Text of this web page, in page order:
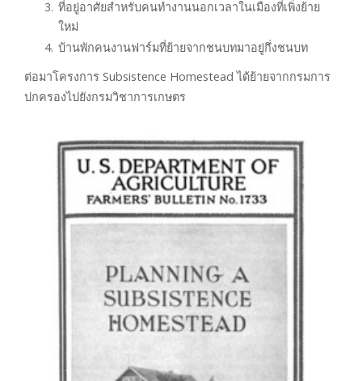
ที่อยู่อาศัยสำหรับคนทำงานนอกเวลาในเมืองที่เพิ่งย้าย
ใหม่
บ้านพักคนงานฟาร์มที่ย้ายจากชนบทมาอยู่กึ่งชนบท
ต่อมาโครงการ Subsistence Homestead ได้ย้ายจากกรมการ
ปกครองไปยังกรมวิชาการเกษตร